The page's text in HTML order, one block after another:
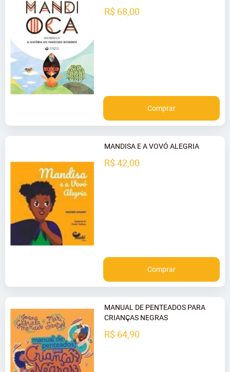
R$ 68,00
Comprar
MANDISA E A VOVÓ ALEGRIA
R$ 42,00
Comprar
MANUAL DE PENTEADOS PARA
CRIANÇAS NEGRAS
R$ 64,90